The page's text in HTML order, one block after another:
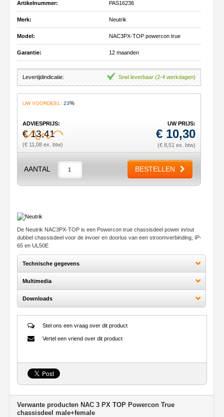
Artikelnummer: PAS16236
Merk: Neutrik
Model: NAC3PX-TOP powercon true
Garantie: 12 maanden
Levertijdindicatie: Snel leverbaar (2-4 werkdagen)
UW VOORDEEL: 23%
ADVIESPRIJS:
€ 13,41
(€ 11,08 ex. btw)
UW PRIJS:
€ 10,30
(€ 8,51 ex. btw)
AANTAL BESTELLEN
De Neutrik NAC3PX-TOP is een Powercon true chassisdeel power in/out
dubbel chassisdeel voor de invoer en doorlus van een stroomverbinding, IP-
65 en UL50E
Technische gegevens
Multimedia
Downloads
Vertel een vriend over dit product
Stel ons een vraag over dit product
Verwante producten NAC 3 PX TOP Powercon True
chassisdeel male+female